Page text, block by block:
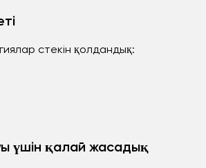
стекін қолдандық:
үшін қалай жасадық